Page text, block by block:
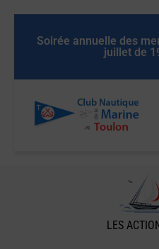
Soirée annuelle des
juillet de
LES